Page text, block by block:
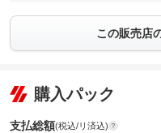
この販売店
購入パック
支払総額(税込/リ済込)